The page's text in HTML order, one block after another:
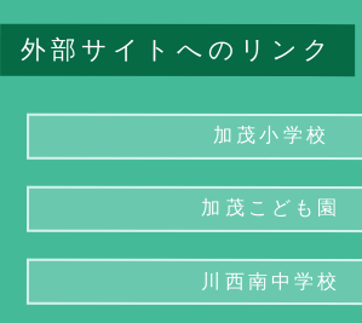
外部サイトへのリンク
加茂小学校
加茂こども園
川西南中学校